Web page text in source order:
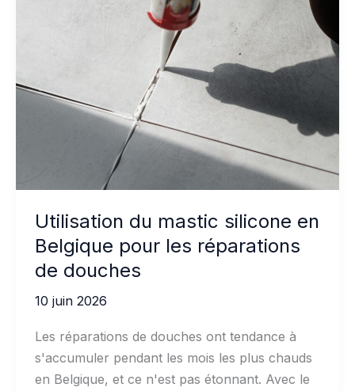
forte
humidité
Utilisation du mastic silicone en
Belgique pour les réparations
de douches
10 juin 2026
Les réparations de douches ont tendance à
s'accumuler pendant les mois les plus chauds
en Belgique, et ce n'est pas étonnant. Avec le